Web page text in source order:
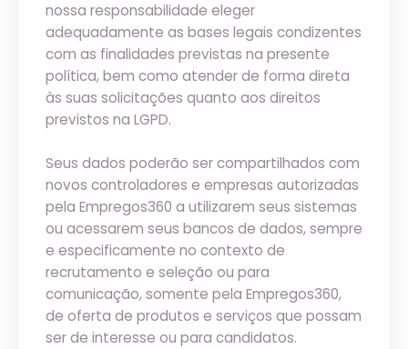
nossa responsabilidade eleger
adequadamente as bases legais condizentes
com as finalidades previstas na presente
política, bem como atender de forma direta
às suas solicitações quanto aos direitos
previstos na LGPD.
Seus dados poderão ser compartilhados com
novos controladores e empresas autorizadas
pela Empregos360 a utilizarem seus sistemas
ou acessarem seus bancos de dados, sempre
e especificamente no contexto de
recrutamento e seleção ou para
comunicação, somente pela Empregos360,
de oferta de produtos e serviços que possam
ser de interesse ou para candidatos.